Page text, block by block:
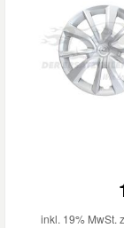
inkl. 19% MwSt.